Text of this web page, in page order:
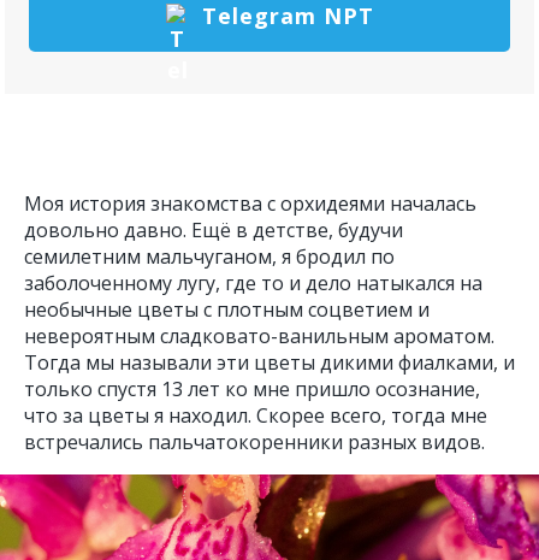
Telegram NPT
Моя история знакомства с орхидеями началась
довольно давно. Ещё в детстве, будучи
семилетним мальчуганом, я бродил по
заболоченному лугу, где то и дело натыкался на
необычные цветы с плотным соцветием и
невероятным сладковато-ванильным ароматом.
Тогда мы называли эти цветы дикими фиалками, и
только спустя 13 лет ко мне пришло осознание,
что за цветы я находил. Скорее всего, тогда мне
встречались пальчатокоренники разных видов.